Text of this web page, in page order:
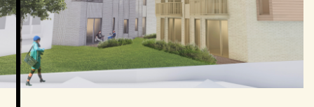
Kontakt
Podkast